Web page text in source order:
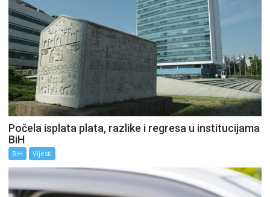
Počela isplata plata, razlike i regresa u institucijama
BiH
BiH Vijesti